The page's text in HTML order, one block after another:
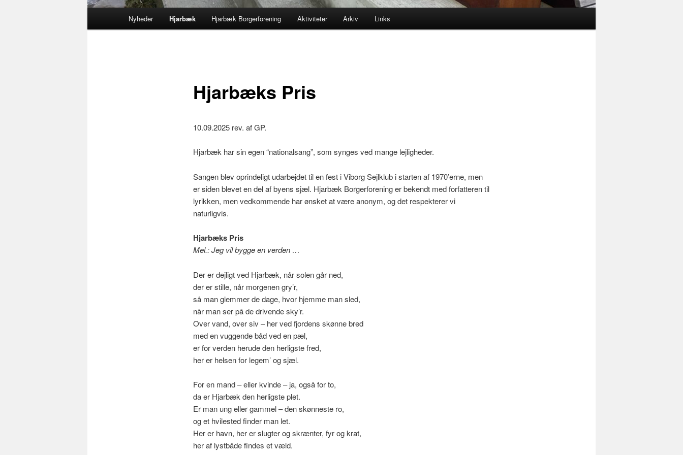
Fortsæt
Nyheder Hjarbæk Hjarbæk Borgerforening Aktiviteter Arkiv Links
Hjarbæks Pris
10.09.2025 rev. af GP.
Hjarbæk har sin egen “nationalsang”, som synges ved mange lejligheder.
Sangen blev oprindeligt udarbejdet til en fest i Viborg Sejlklub i starten af 1970’erne, men
er siden blevet en del af byens sjæl. Hjarbæk Borgerforening er bekendt med forfatteren til
lyrikken, men vedkommende har ønsket at være anonym, og det respekterer vi
naturligvis.
Hjarbæks Pris
Mel.: Jeg vil bygge en verden …
Der er dejligt ved Hjarbæk, når solen går ned,
der er stille, når morgenen gry’r,
så man glemmer de dage, hvor hjemme man sled,
når man ser på de drivende sky’r.
Over vand, over siv – her ved fjordens skønne bred
med en vuggende båd ved en pæl,
er for verden herude den herligste fred,
her er helsen for legem’ og sjæl.
For en mand – eller kvinde – ja, også for to,
da er Hjarbæk den herligste plet.
Er man ung eller gammel – den skønneste ro,
og et hvilested finder man let.
Her er havn, her er slugter og skrænter, fyr og krat,
her af lystbåde findes et væld.